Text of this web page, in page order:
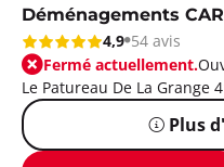
Déménagements
4,9 54 avis
Fermé actuellement.
Le Patureau De La Grange
Plus